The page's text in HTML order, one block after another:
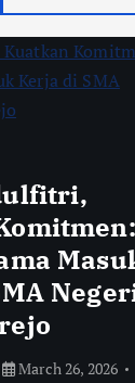
March 26, 2026